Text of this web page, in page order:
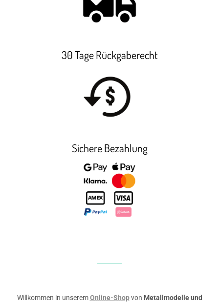
30 Tage Rückgaberecht
Sichere Bezahlung
Willkommen in unseremOnline-Shopvon Metallmodelle und